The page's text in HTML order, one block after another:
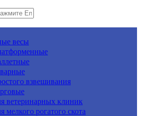
весы
взвешивания
ветеринарных клиник
мелкого рогатого скота